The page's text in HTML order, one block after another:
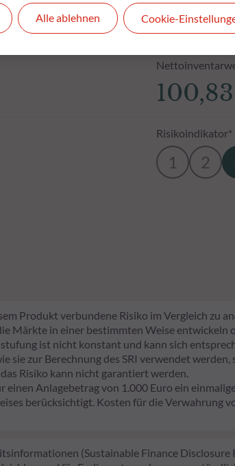
Risikoindikator*
1 2
Produkt verbundene Risiko im Vergleich zu
Märkte in einer bestimmten Weise entwickeln
ist nicht konstant und kann sich
sie zur Berechnung des SRI verwendet
Risiko kann nicht garantiert werden.
Anlagebetrag von 1.000 Euro ein
berücksichtigt. Kosten für die
(Sustainable Finance Disclosure
Alle ablehnen Cookie-